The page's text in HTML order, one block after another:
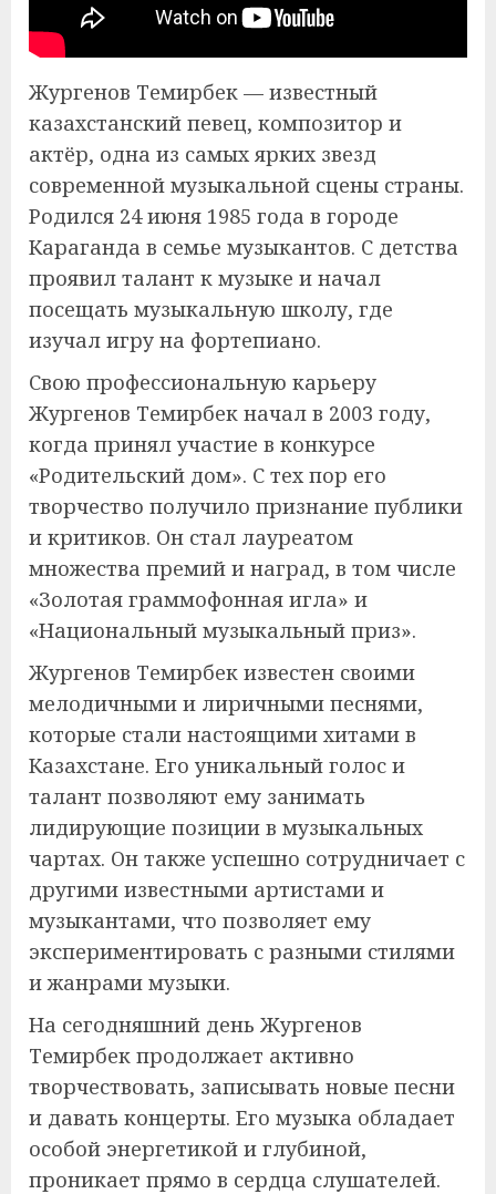
Жургенов Темирбек — известный
казахстанский певец, композитор и
актёр, одна из самых ярких звезд
современной музыкальной сцены страны.
Родился 24 июня 1985 года в городе
Караганда в семье музыкантов. С детства
проявил талант к музыке и начал
посещать музыкальную школу, где
изучал игру на фортепиано.
Свою профессиональную карьеру
Жургенов Темирбек начал в 2003 году,
когда принял участие в конкурсе
«Родительский дом». С тех пор его
творчество получило признание публики
и критиков. Он стал лауреатом
множества премий и наград, в том числе
«Золотая граммофонная игла» и
«Национальный музыкальный приз».
Жургенов Темирбек известен своими
мелодичными и лиричными песнями,
которые стали настоящими хитами в
Казахстане. Его уникальный голос и
талант позволяют ему занимать
лидирующие позиции в музыкальных
чартах. Он также успешно сотрудничает с
другими известными артистами и
музыкантами, что позволяет ему
экспериментировать с разными стилями
и жанрами музыки.
На сегодняшний день Жургенов
Темирбек продолжает активно
творчествовать, записывать новые песни
и давать концерты. Его музыка обладает
особой энергетикой и глубиной,
проникает прямо в сердца слушателей.